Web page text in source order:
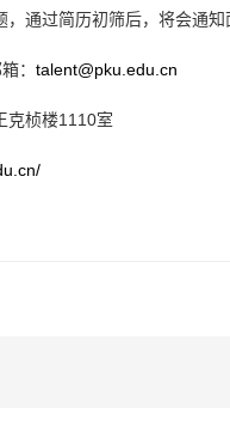
通过简历初筛后，将会通知
： talent@pku.edu.cn
克桢楼1110室